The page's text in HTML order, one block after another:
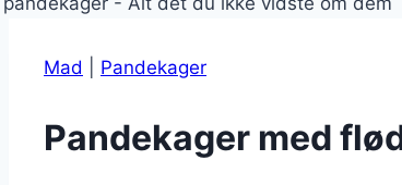
Mad Pandekager
Pandekager med